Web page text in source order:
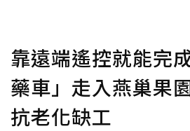
靠遠端遙控就能完
藥車」走入燕巢果
抗老化缺工